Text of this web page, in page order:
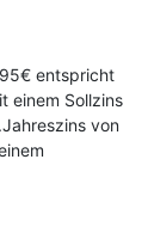
entspricht
einem Sollzins
von